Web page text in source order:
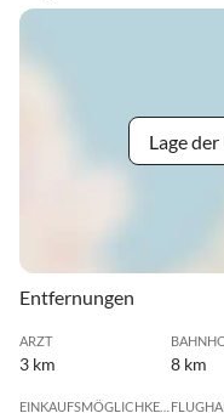
Lage
Entfernungen
ARZT
3 km 8 km